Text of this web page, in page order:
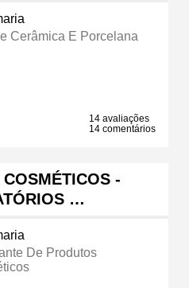
Cerâmica E Porcelana
14 avaliações
14 comentários
-
…
De Produtos